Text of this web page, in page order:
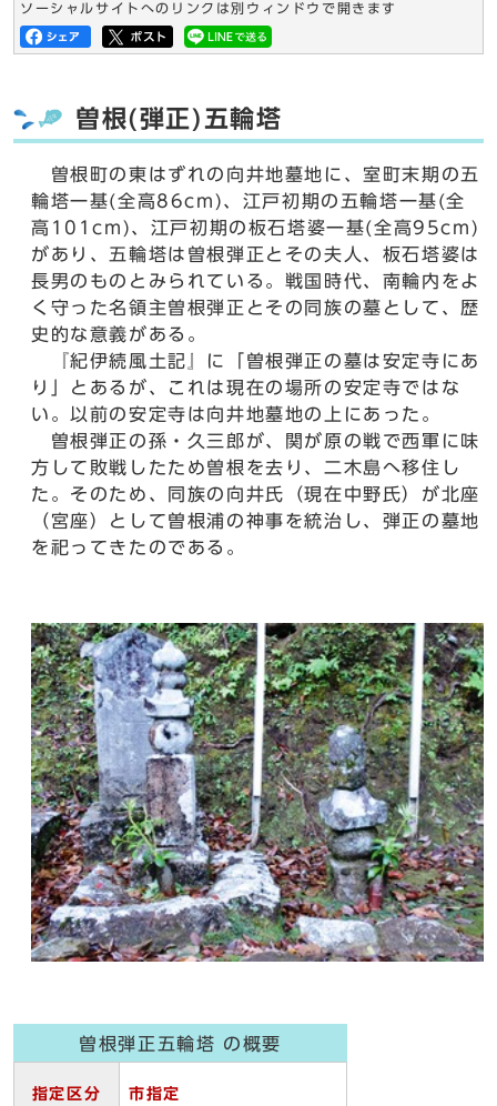
ソーシャルサイトへのリンクは別ウィンドウで開きます
曽根(弾正)五輪塔
曽根町の東はずれの向井地墓地に、室町末期の五
輪塔一基(全高86cm)、江戸初期の五輪塔一基(全
高101cm)、江戸初期の板石塔婆一基(全高95cm)
があり、五輪塔は曽根弾正とその夫人、板石塔婆は
長男のものとみられている。戦国時代、南輪内をよ
く守った名領主曽根弾正とその同族の墓として、歴
史的な意義がある。
『紀伊続風土記』に「曽根弾正の墓は安定寺にあ
り」とあるが、これは現在の場所の安定寺ではな
い。以前の安定寺は向井地墓地の上にあった。
曽根弾正の孫・久三郎が、関が原の戦で西軍に味
方して敗戦したため曽根を去り、二木島へ移住し
た。そのため、同族の向井氏（現在中野氏）が北座
（宮座）として曽根浦の神事を統治し、弾正の墓地
を祀ってきたのである。
曽根弾正五輪塔 の概要
指定区分 市指定